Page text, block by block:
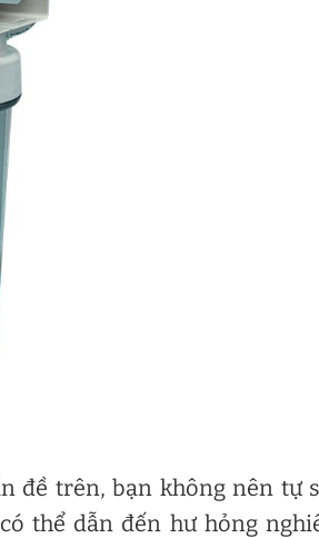
đề trên, bạn không nên tự
thể dẫn đến hư hỏng